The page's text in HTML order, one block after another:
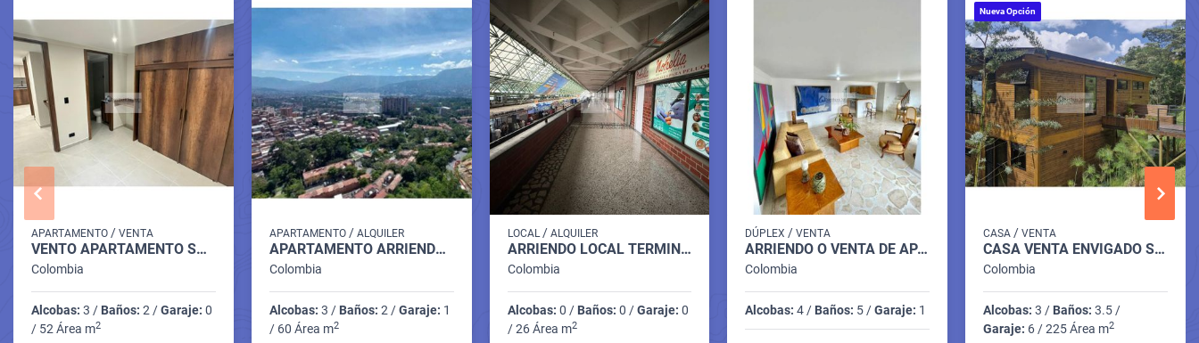
APARTAMENTO / VENTA
VENTO APARTAMENTO SABANETA P9 C. 10084442
Colombia
Alcobas: 3 / Baños: 2 /Garaje: 0
/ 52 Área m2
APARTAMENTO/ ALQUILER
APARTAMENTO ARRIENDO RODEO ALTO MEDELLÍN P17 CODIGO 9321687
Colombia
Alcobas: 3 / Baños: 2 /Garaje: 1
/ 60 Área m2
LOCAL / ALQUILER
ARRIENDO LOCAL TERMINAL DEL NORTE P.1 C. 10234251
Colombia
Alcobas: 0 / Baños: 0 /Garaje: 0
/ 26 Área m2
DÚPLEX /VENTA
ARRIENDO O VENTA DE APARTAMENTO DÚPLEX EN ENVIGADO P8 C7356427
Colombia
Alcobas: 4 / Baños: 5 /Garaje: 1
Nueva Opción
CASA /VENTA
CASA VENTA ENVIGADO SABANETA ANTIOQUIA P2 COD 9400235
Colombia
Alcobas: 3 / Baños: 3.5 /
Garaje: 6 / 225 Área m2